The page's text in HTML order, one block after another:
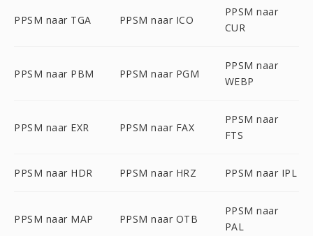
PPSM naar TGA PPSM naar ICO
PPSM naar
CUR
PPSM naar PBM PPSM naar PGM
PPSM naar
WEBP
PPSM naar EXR PPSM naar FAX
PPSM naar
FTS
PPSM naar HDR PPSM naar HRZ PPSM naar IPL
PPSM naar MAP PPSM naar OTB
PPSM naar
PAL